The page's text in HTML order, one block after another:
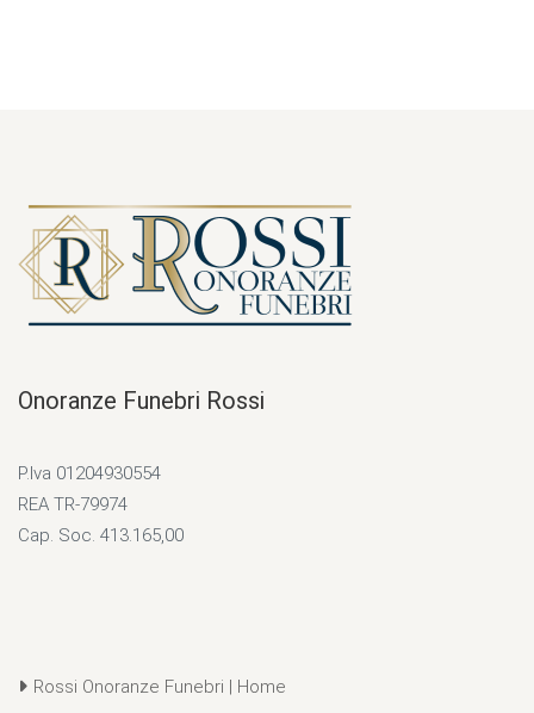
Onoranze Funebri Rossi
P.Iva 01204930554
REA TR-79974
Cap. Soc. 413.165,00
Rossi Onoranze Funebri | Home